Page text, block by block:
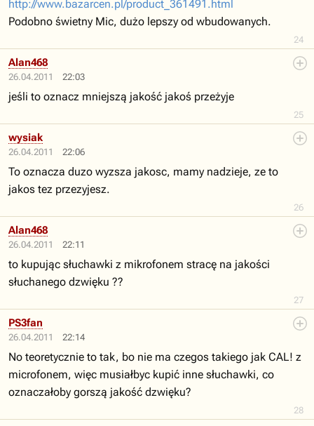
24
http://www.bazarcen.pl/product_361491.html
Podobno świetny Mic, dużo lepszy od wbudowanych.
26.04.2011 22:03
25
Alan468
jeśli to oznacz mniejszą jakość jakoś przeżyje
26.04.2011 22:06
26
wysiak
To oznacza duzo wyzsza jakosc, mamy nadzieje, ze to
jakos tez przezyjesz.
26.04.2011 22:11
27
Alan468
to kupując słuchawki z mikrofonem stracę na jakości
słuchanego dzwięku ??
26.04.2011 22:14
28
PS3fan
No teoretycznie to tak, bo nie ma czegos takiego jak CAL! z
microfonem, więc musiałbyc kupić inne słuchawki, co
oznaczałoby gorszą jakość dzwięku?